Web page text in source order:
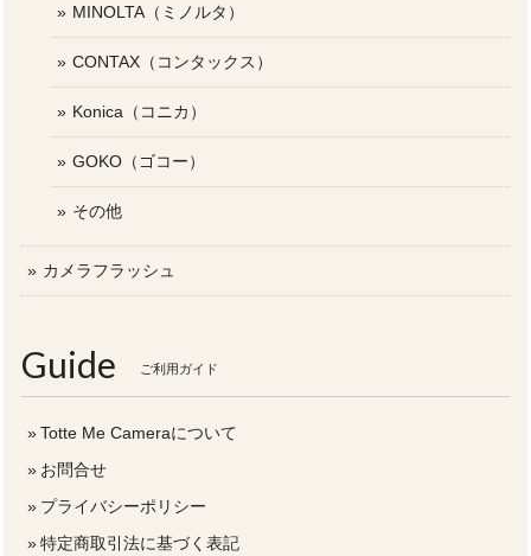
MINOLTA（ミノルタ）
CONTAX（コンタックス）
Konica（コニカ）
GOKO（ゴコー）
その他
カメラフラッシュ
Guide ご利用ガイド
Totte Me Cameraについて
お問合せ
プライバシーポリシー
特定商取引法に基づく表記